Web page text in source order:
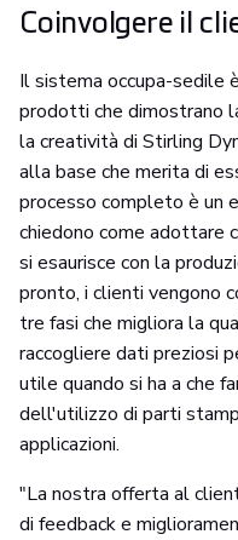
Coinvolgere il
Il sistema occupa-sedile
prodotti che dimostrano
la creatività di Stirling
alla base che merita di
processo completo è un
chiedono come adottare
si esaurisce con la
pronto, i clienti vengono
tre fasi che migliora la
raccogliere dati preziosi
utile quando si ha a che
dell'utilizzo di parti
applicazioni.
"La nostra offerta al
di feedback e